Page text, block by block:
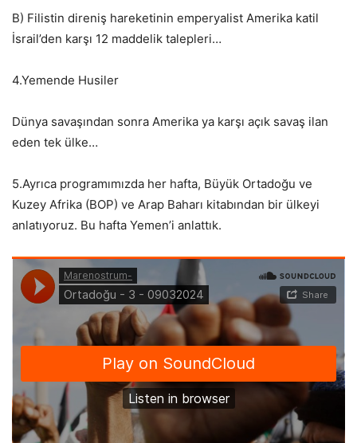
B) Filistin direniş hareketinin emperyalist Amerika katil
İsrail’den karşı 12 maddelik talepleri…
4.Yemende Husiler
Dünya savaşından sonra Amerika ya karşı açık savaş ilan
eden tek ülke…
5.Ayrıca programımızda her hafta, Büyük Ortadoğu ve
Kuzey Afrika (BOP) ve Arap Baharı kitabından bir ülkeyi
anlatıyoruz. Bu hafta Yemen’i anlattık.